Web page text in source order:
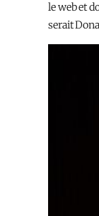
le web et
serait